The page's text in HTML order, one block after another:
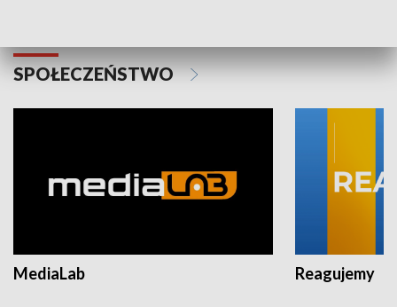
SPOŁECZEŃSTWO
MediaLab Reagujemy